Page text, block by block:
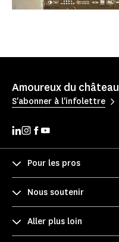
Amoureux du
S'abonner à l'infolettre
Pour les pros
Nous soutenir
Aller plus loin